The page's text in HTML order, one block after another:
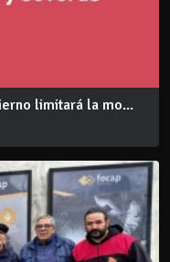
limitará la mo...